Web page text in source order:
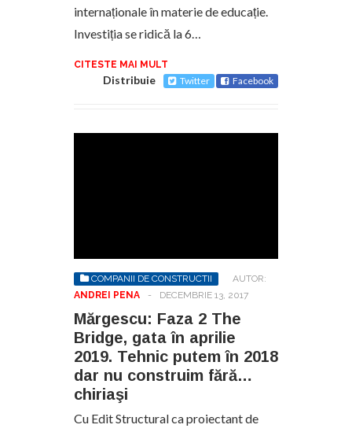
internaționale în materie de educație.
Investiția se ridică la 6…
CITESTE MAI MULT
Distribuie Twitter Facebook
COMPANII DE CONSTRUCTII
AUTOR:
ANDREI PENA
- DECEMBRIE 13, 2017
Mărgescu: Faza 2 The
Bridge, gata în aprilie
2019. Tehnic putem în 2018
dar nu construim fără…
chiriaşi
Cu Edit Structural ca proiectant de